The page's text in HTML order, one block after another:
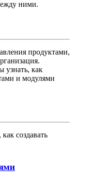
ними.
продуктами,
узнать, как
и модулями
создавать